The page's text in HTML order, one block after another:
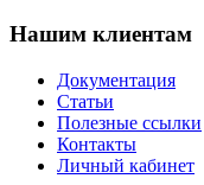
Нашим клиентам
Документация
Статьи
Полезные ссылки
Контакты
Личный кабинет